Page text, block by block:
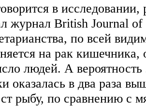
в исследовании,
журнал British Journal
по всей
на рак кишечника,
людей. А вероятность
оказалась в два раза
рыбу, по сравнению с